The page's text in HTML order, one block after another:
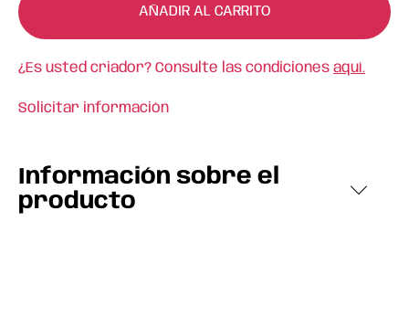
AÑADIR AL CARRITO
¿Es usted criador? Consulte las condiciones aquí.
Solicitar información
Información sobre el
producto